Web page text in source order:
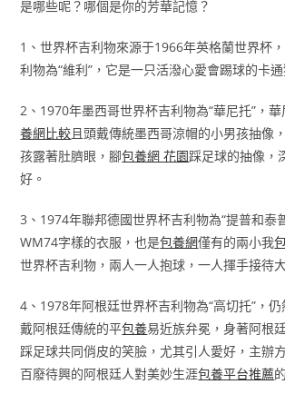
是哪些呢？哪個是你的芳華記憶？
1、世界杯吉利物來源于1966年英格蘭世界杯
利物為“維利”，它是一只活潑心愛會踢球的卡通
2、1970年墨西哥世界杯吉利物為“華尼托”，
養網比較且頭戴傳統墨西哥涼帽的小男孩抽像
孩露著肚臍眼，腳包養網 花園踩足球的抽像，
好。
3、1974年聯邦德國世界杯吉利物為“提普和泰
WM74字樣的衣服，也是包養網僅有的兩小我
世界杯吉利物，兩人一人抱球，一人揮手接待
4、1978年阿根廷世界杯吉利物為“高切托”，
戴阿根廷傳統的平包養易近族弁冕，身著阿根
踩足球共同俏皮的笑臉，尤其引人愛好，主辦
百廢待興的阿根廷人對美妙生涯包養平台推薦